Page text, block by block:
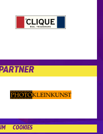
COOKIES